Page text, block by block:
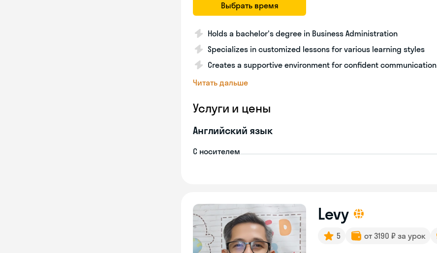
Выбрать время
Holds a bachelor's degree in Business Administration
Specializes in customized lessons for various learning styles
Creates a supportive environment for confident communication
Читать дальше
Услуги и цены
Английский язык
С носителем
Levy
5 от 3190 ₽ за урок